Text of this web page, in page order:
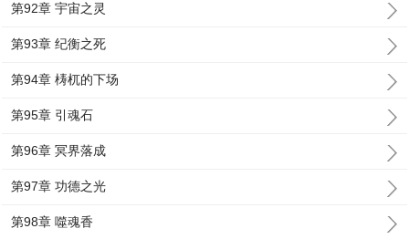
第92章 宇宙之灵
第93章 纪衡之死
第94章 梼杌的下场
第95章 引魂石
第96章 冥界落成
第97章 功德之光
第98章 噬魂香